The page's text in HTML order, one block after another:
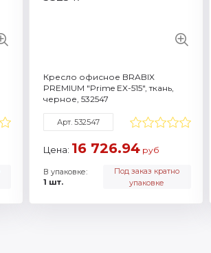
Кресло офисное BRABIX
PREMIUM "Prime EX-515", ткань,
черное, 532547
Арт. 532547
Цена: 16 726.94руб
В упаковке:
1 шт.
Под заказ кратно
упаковке